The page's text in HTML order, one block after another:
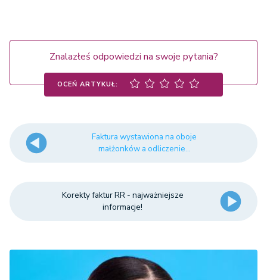
Znalazłeś odpowiedzi na swoje pytania?
OCEŃ ARTYKUŁ:
Faktura wystawiona na oboje
małżonków a odliczenie...
Korekty faktur RR - najważniejsze
informacje!